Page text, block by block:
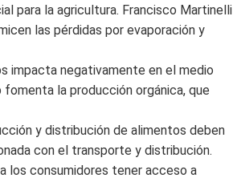
para la agricultura. Francisco Martinelli
las pérdidas por evaporación y
impacta negativamente en el medio
la producción orgánica, que
y distribución de alimentos deben
con el transporte y distribución.
los consumidores tener acceso a